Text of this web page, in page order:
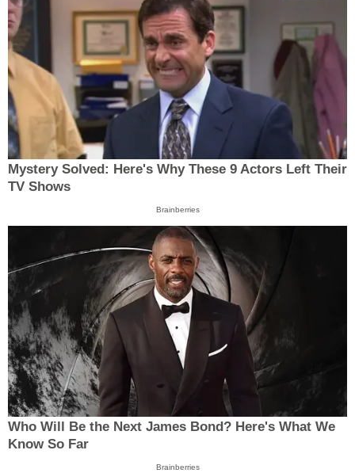
Mystery Solved: Here's Why These 9 Actors Left Their
TV Shows
Brainberries
Who Will Be the Next James Bond? Here's What We
Know So Far
Brainberries